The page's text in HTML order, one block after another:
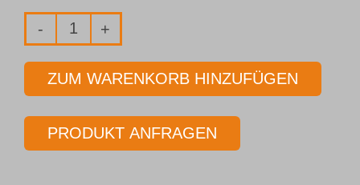
VHM-
Einlippenbohrer
in
Typ 113-
ZUM WARENKORB HINZUFÜGEN
PRODUKT ANFRAGEN